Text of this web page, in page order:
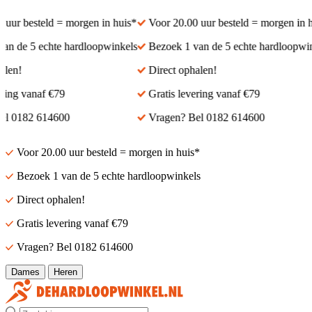
besteld = morgen in huis*
de 5 echte hardloopwinkels
vanaf €79
0182 614600
Voor 20.00 uur besteld = morgen in
Bezoek 1 van de 5 echte
Direct ophalen!
Gratis levering vanaf €79
Vragen? Bel 0182 614600
Voor 20.00 uur besteld = morgen in huis*
Bezoek 1 van de 5 echte hardloopwinkels
Direct ophalen!
Gratis levering vanaf €79
Vragen? Bel 0182 614600
Dames Heren